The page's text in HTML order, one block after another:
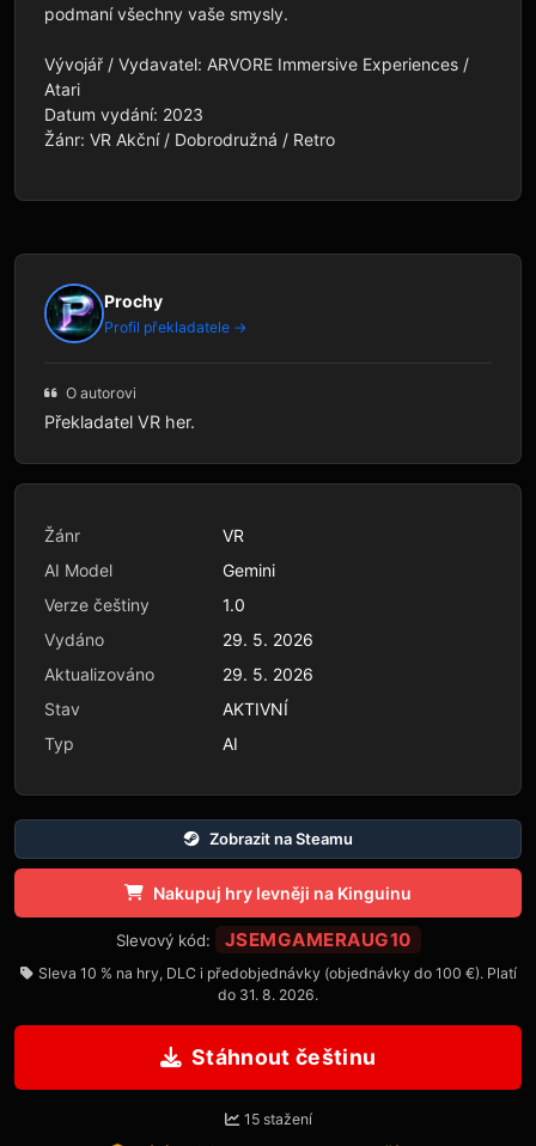
podmaní všechny vaše smysly.
Vývojář / Vydavatel: ARVORE Immersive Experiences /
Atari
Datum vydání: 2023
Žánr: VR Akční / Dobrodružná / Retro
Prochy
Profil překladatele →
O autorovi
Překladatel VR her.
Žánr
VR
AI Model
Gemini
Verze češtiny
1.0
Vydáno
29. 5. 2026
Aktualizováno
29. 5. 2026
Stav
AKTIVNÍ
Typ
AI
Zobrazit na Steamu
Nakupuj hry levněji na Kinguinu
Slevový kód: JSEMGAMERAUG10
Sleva 10 % na hry, DLC i předobjednávky (objednávky do 100 €). Platí
do 31. 8. 2026.
Stáhnout češtinu
15 stažení